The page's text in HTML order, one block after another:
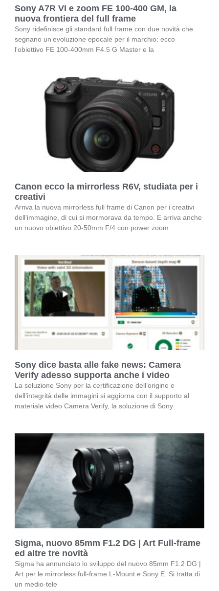
Sony A7R VI e zoom FE 100-400 GM, la
nuova frontiera del full frame
Sony ridefinisce gli standard full frame con due novità che
segnano un’evoluzione epocale per il marchio: ecco
l’obiettivo FE 100-400mm F4.5 G Master e la
Canon ecco la mirrorless R6V, studiata per i
creativi
Arriva la nuova mirrorless full frame di Canon per i creativi
dell’immagine, di cui si mormorava da tempo. E arriva anche
un nuovo obiettivo 20-50mm F/4 con power zoom
Sony dice basta alle fake news: Camera
Verify adesso supporta anche i video
La soluzione Sony per la certificazione dell’origine e
dell’integrità delle immagini si aggiorna con il supporto al
materiale video Camera Verify, la soluzione di Sony
Sigma, nuovo 85mm F1.2 DG | Art Full-frame
ed altre tre novità
Sigma ha annunciato lo sviluppo del nuovo 85mm F1.2 DG |
Art per le mirrorless full-frame L-Mount e Sony E. Si tratta di
un medio-tele